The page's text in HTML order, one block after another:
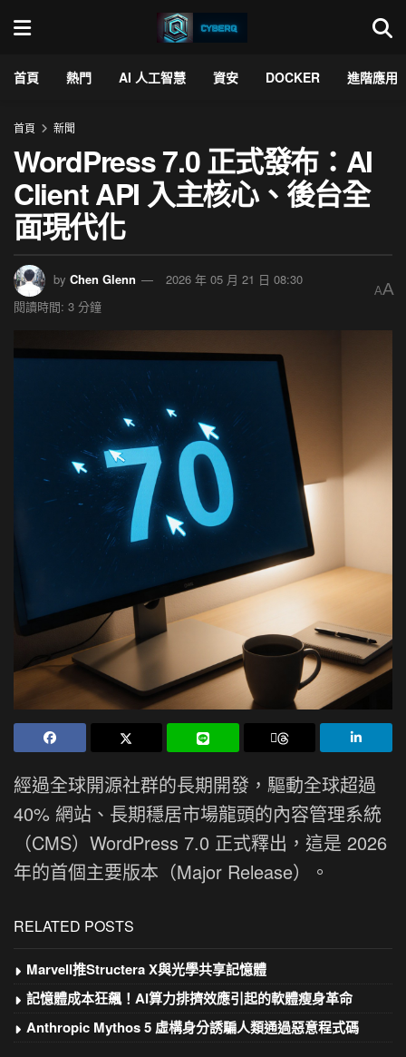
首頁 熱門 AI 人工智慧 資安 DOCKER 進階應用
首頁 新聞
WordPress 7.0 正式發布：AI
Client API 入主核心、後台全
面現代化
by Chen Glenn
2026 年 05 月 21 日 08:30
閱讀時間: 3 分鐘
AA
經過全球開源社群的長期開發，驅動全球超過
40% 網站、長期穩居市場龍頭的內容管理系統
（CMS）WordPress 7.0 正式釋出，這是 2026
年的首個主要版本（Major Release）。
RELATED POSTS
Marvell推Structera X與光學共享記憶體
記憶體成本狂飆！AI算力排擠效應引起的軟體瘦身革命
Anthropic Mythos 5 虛構身分誘騙人類通過惡意程式碼